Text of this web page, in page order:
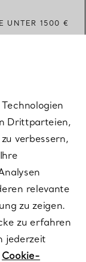
UNTER 1500 €
SIE SICH AN
Drittparteien,
verbessern,
relevante
zu zeigen.
zu erfahren
jederzeit
Cookie-